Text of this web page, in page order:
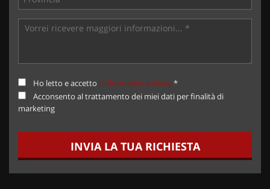
Ho letto e accetto l'informativa privacy*
Acconsento al trattamento dei miei dati per finalità di
marketing
INVIA LA TUA RICHIESTA